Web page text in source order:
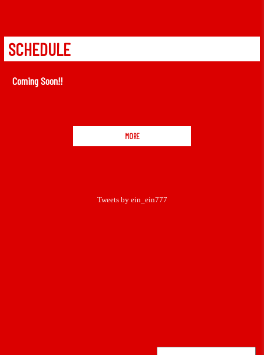
SCHEDULE
Coming Soon!!
MORE
Tweets by ein_ein777